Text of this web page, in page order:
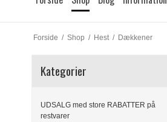
Forside / Shop / Hest / Dækkener
Kategorier
UDSALG med store RABATTER på
restvarer